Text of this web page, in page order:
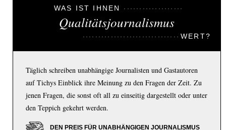
WAS IST IHNEN
Qualitätsjournalismus
WERT?
Täglich schreiben unabhängige Journalisten und Gastautoren
auf Tichys Einblick ihre Meinung zu den Fragen der Zeit. Zu
jenen Fragen, die sonst oft all zu einseitig dargestellt oder unter
den Teppich gekehrt werden.
DEN PREIS FÜR UNABHÄNGIGEN JOURNALISMUS